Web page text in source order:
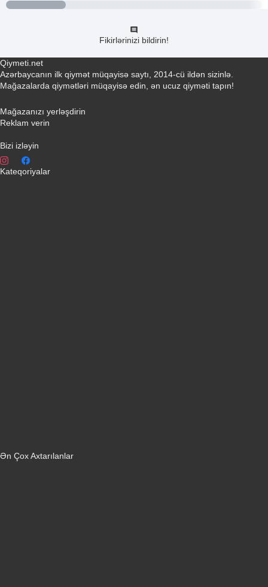
Fikirlərinizi bildirin!
Qiymeti.net
Azərbaycanın ilk qiymət müqayisə saytı, 2014-cü ildən sizinlə.
Mağazalarda qiymətləri müqayisə edin, ən ucuz qiyməti tapın!
Mağazanızı yerləşdirin
Reklam verin
Bizi izləyin
Kateqoriyalar
Ən Çox Axtarılanlar